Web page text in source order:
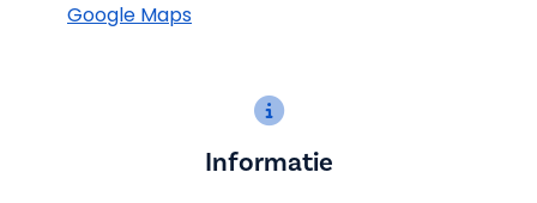
Google Maps
Informatie